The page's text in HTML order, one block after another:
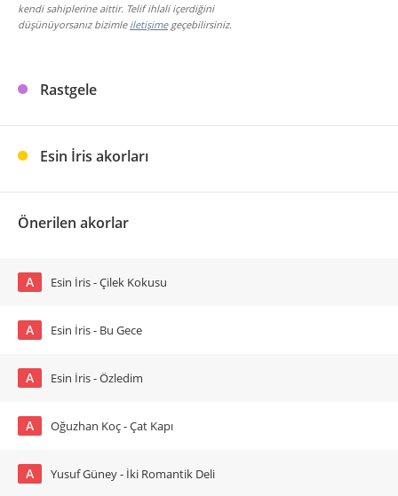
kendi sahiplerine aittir. Telif ihlali içerdiğini
düşünüyorsanız bizimle iletişimegeçebilirsiniz.
Rastgele
Esin İris akorları
Önerilen akorlar
A Esin İris - Çilek Kokusu
A Esin İris - Bu Gece
A Esin İris - Özledim
A Oğuzhan Koç - Çat Kapı
A Yusuf Güney - İki Romantik Deli